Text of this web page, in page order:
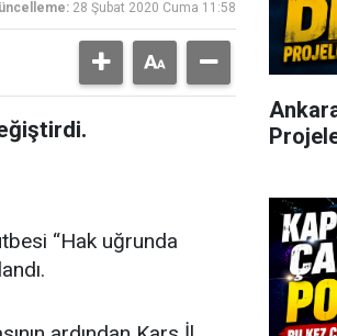
28 Şubat 2020 Cuma 11:58
“Hak uğrunda